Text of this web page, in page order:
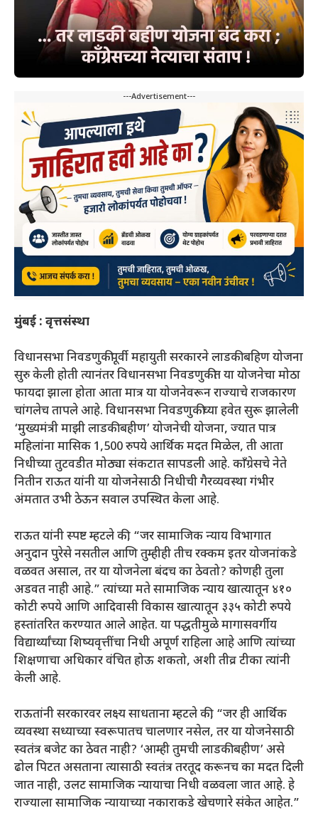
---Advertisement---
मुंबई : वृत्तसंस्था
विधानसभा निवडणुकीपूर्वी महायुती सरकारने लाडकी बहिण योजना
सुरु केली होती त्यानंतर विधानसभा निवडणुकीत या योजनेचा मोठा
फायदा झाला होता आता मात्र या योजनेवरून राज्याचे राजकारण
चांगलेच तापले आहे. विधानसभा निवडणुकीच्या हवेत सुरू झालेली
‘मुख्यमंत्री माझी लाडकी बहीण’ योजनेची योजना, ज्यात पात्र
महिलांना मासिक 1,500 रुपये आर्थिक मदत मिळेल, ती आता
निधीच्या तुटवडीत मोठ्या संकटात सापडली आहे. काँग्रेसचे नेते
नितीन राऊत यांनी या योजनेसाठी निधीची गैरव्यवस्था गंभीर
अंमतात उभी ठेऊन सवाल उपस्थित केला आहे.
राऊत यांनी स्पष्ट म्हटले की, “जर सामाजिक न्याय विभागात
अनुदान पुरेसे नसतील आणि तुम्हीही तीच रक्कम इतर योजनांकडे
वळवत असाल, तर या योजनेला बंदच का ठेवतो? कोणही तुला
अडवत नाही आहे.” त्यांच्या मते सामाजिक न्याय खात्यातून ४१०
कोटी रुपये आणि आदिवासी विकास खात्यातून ३३५ कोटी रुपये
हस्तांतरित करण्यात आले आहेत. या पद्धतीमुळे मागासवर्गीय
विद्यार्थ्यांच्या शिष्यवृत्तींचा निधी अपूर्ण राहिला आहे आणि त्यांच्या
शिक्षणाचा अधिकार वंचित होऊ शकतो, अशी तीव्र टीका त्यांनी
केली आहे.
राऊतांनी सरकारवर लक्ष्य साधताना म्हटले की, “जर ही आर्थिक
व्यवस्था सध्याच्या स्वरूपातच चालणार नसेल, तर या योजनेसाठी
स्वतंत्र बजेट का ठेवत नाही? ‘आम्ही तुमची लाडकी बहीण’ असे
ढोल पिटत असताना त्यासाठी स्वतंत्र तरतूद करूनच का मदत दिली
जात नाही, उलट सामाजिक न्यायाचा निधी वळवला जात आहे. हे
राज्याला सामाजिक न्यायाच्या नकाराकडे खेचणारे संकेत आहेत.”